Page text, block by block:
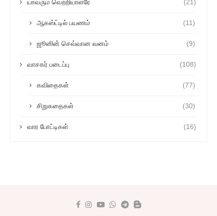
யாவரும் வெற்றியாளரே (21)
ஆகஸ்ட்டில் பயணம் (11)
ஜூனின் செவ்வான வனம் (9)
வாசகர் படைப்பு (108)
கவிதைகள் (77)
சிறுகதைகள் (30)
வார போட்டிகள் (16)